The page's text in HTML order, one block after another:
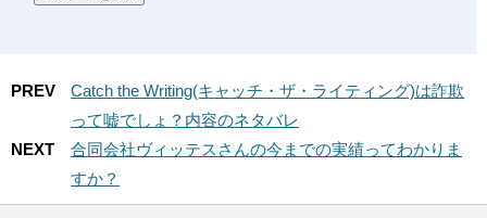
PREV
Catch the Writing(キャッチ・ザ・ライティング)は詐欺
って嘘でしょ？内容のネタバレ
NEXT
合同会社ヴィッテスさんの今までの実績ってわかりま
すか？